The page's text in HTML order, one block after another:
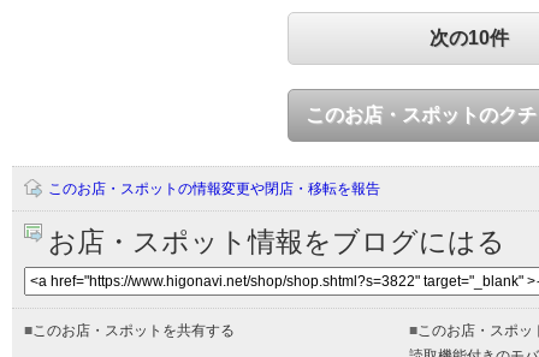
次の10件
このお店・スポットのク
このお店・スポットの情報変更や閉店・移転を報告
お店・スポット情報をブログにはる
■このお店・スポットを共有する ■このお店・スポッ